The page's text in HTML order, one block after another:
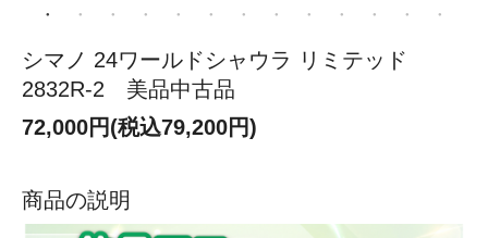
シマノ 24ワールドシャウラ リミテッド
2832R-2 美品中古品
72,000円(税込79,200円)
商品の説明